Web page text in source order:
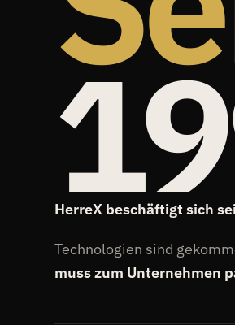
HerreX beschäftigt sich
Technologien sind
muss zum Unternehmen